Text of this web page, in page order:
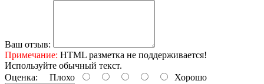
Ваш отзыв:
Примечание: HTML разметка не поддерживается!
Используйте обычный текст.
Оценка: Плохо Хорошо